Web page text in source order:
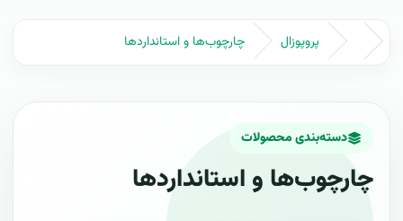
پروپوزال چارچوب‌ها و استانداردها
دسته‌بندی محصولات
چارچوب‌ها و استانداردها